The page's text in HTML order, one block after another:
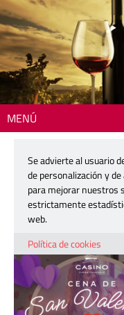
MENÚ
Cena San
600×800
9 febrero, 2026
Se advierte al usuario
de personalización y
para mejorar nuestros
estrictamente
web.
Política de cookies